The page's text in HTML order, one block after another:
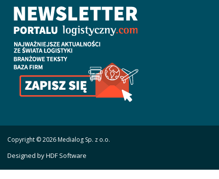
Copyright © 2026 Medialog Sp. z o.o.
Designed by HDF Software